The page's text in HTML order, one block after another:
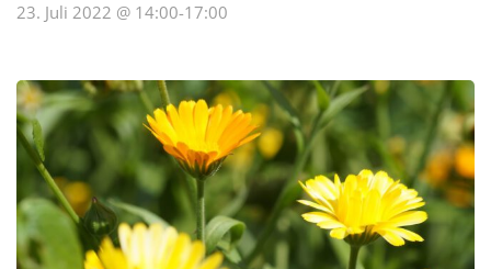
23. Juli 2022 @ 14:00-17:00